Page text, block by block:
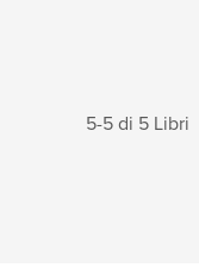
5-5 di 5 Libri